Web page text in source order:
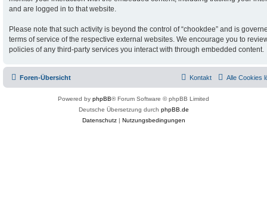
and are logged in to that website.
Please note that such activity is beyond the control of “chookdee” and is
terms of service of the respective external websites. We encourage you to
policies of any third-party services you interact with through embedded content.
Foren-Übersicht Alle Cookies
Kontakt
Powered by phpBB® Forum Software © phpBB Limited
Deutsche Übersetzung durch phpBB.de
Datenschutz| Nutzungsbedingungen